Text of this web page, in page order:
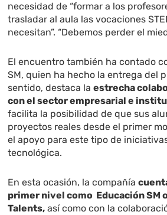
necesidad de “formar a los
trasladar al aula las vocaciones
necesitan”. “Debemos perder el
El encuentro también ha contado
SM, quien ha hecho la entrega del
sentido, destaca laestrecha
con el sector empresarial e
facilita la posibilidad de que sus
proyectos reales desde el primer
el apoyo para este tipo de
tecnológica.
En esta ocasión, la compañía
primer nivel como Educación SM
Talents, así como con la